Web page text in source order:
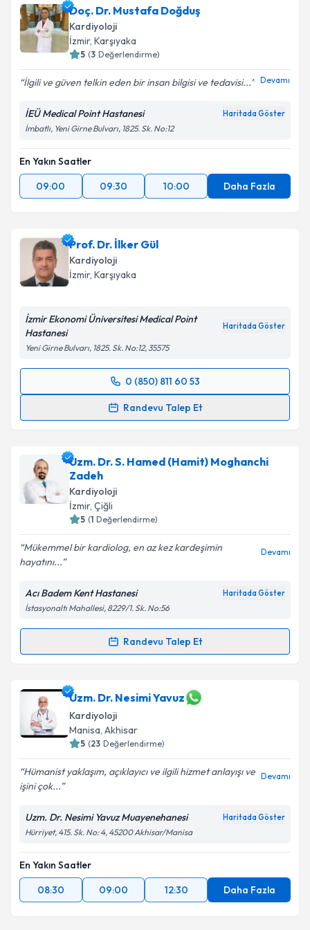
Doç. Dr. Mustafa Doğduş
Kardiyoloji
İzmir, Karşıyaka
5 (3 Değerlendirme)
İlgili ve güven telkin eden bir insan bilgisi ve tedavisi... Devamı
İEÜ Medical Point Hastanesi Haritada Göster
İmbatlı, Yeni Girne Bulvarı, 1825. Sk. No:12
En Yakın Saatler
09:00
09:30 10:00 Daha Fazla
Prof. Dr. İlker Gül
Kardiyoloji
İzmir, Karşıyaka
İzmir Ekonomi Üniversitesi Medical Point
Hastanesi
Haritada Göster
Yeni Girne Bulvarı, 1825. Sk. No:12, 35575
0 (850) 811 60 53
Randevu Talep Et
Randevu Takvimi Talebi
takvim hazırlandığında e-posta ile bilgilendireceğiz.
E-posta Adresiniz
Aydınlatma
Takvim Talebini Gönder
Uzm. Dr. S. Hamed (Hamit) Moghanchi
Zadeh
Kardiyoloji
İzmir, Çiğli
5 (1 Değerlendirme)
Mükemmel bir kardiolog, en az kez kardeşimin
hayatını...
Devamı
Acı Badem Kent Hastanesi Haritada Göster
İstasyonaltı Mahallesi, 8229/1. Sk. No:56
Randevu Talep Et
Randevu Takvimi Talebi
Uzm. Dr. S. Hamed (Hamit) Moghanchi Zadeh
randevu takvimi talebi oluşturun. Size bu uzmandan
randevu almanız için bir takvim hazırlandığında e-
posta ile bilgilendireceğiz.
E-posta Adresiniz
Kişisel verilerimin işlenmesine ilişkin
kapsamda işlenmesini kabul ediyorum.
Takvim Talebini Gönder
Uzm. Dr. Nesimi Yavuz
Kardiyoloji
Manisa, Akhisar
5 (23 Değerlendirme)
Hümanist yaklaşım, açıklayıcı ve ilgili hizmet anlayışı ve
işini çok...
Devamı
Uzm. Dr. Nesimi Yavuz Muayenehanesi Haritada Göster
Hürriyet, 415. Sk. No: 4, 45200 Akhisar/Manisa
En Yakın Saatler
08:30
09:00 12:30 Daha Fazla